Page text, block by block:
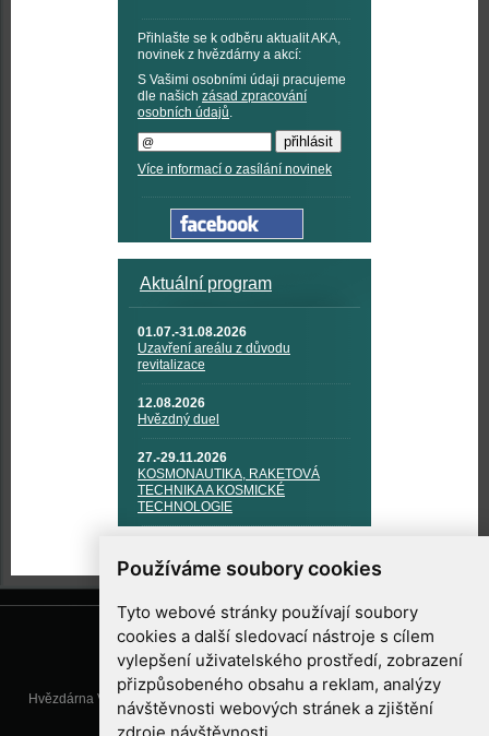
Používáme soubory cookies
Tyto webové stránky používají soubory
cookies a další sledovací nástroje s cílem
vylepšení uživatelského prostředí, zobrazení
přizpůsobeného obsahu a reklam, analýzy
návštěvnosti webových stránek a zjištění
Přihlašte se k odběru aktualit AKA,
novinek z hvězdárny a akcí:
S Vašimi osobními údaji pracujeme
dle našich zásad zpracování
osobních údajů.
Více informací o zasílání novinek
Aktuální program
01.07.-31.08.2026
Uzavření areálu z důvodu
revitalizace
12.08.2026
Hvězdný duel
27.-29.11.2026
KOSMONAUTIKA, RAKETOVÁ
TECHNIKA A KOSMICKÉ
TECHNOLOGIE
Hvězdárna Valašské Meziříčí, příspěvková organizace, Vsetínská 78, 757
01 Valašské Meziříčí